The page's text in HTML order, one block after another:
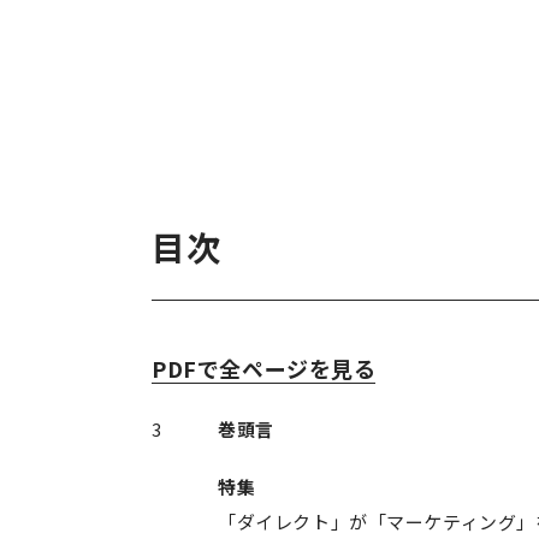
目次
PDFで全ページを見る
3 巻頭言
特集
「ダイレクト」が「マーケティング